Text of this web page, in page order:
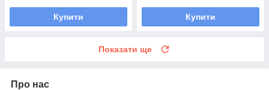
Купити Купити
Показати ще
Про нас